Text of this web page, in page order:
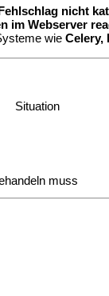
nicht
im Webserver
wie Celery,
Situation
muss